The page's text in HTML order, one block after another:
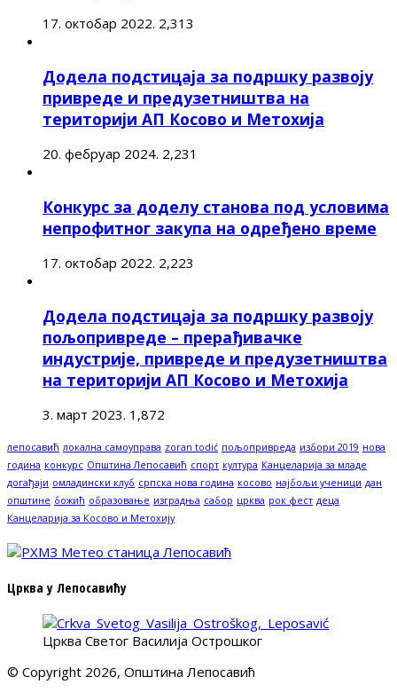
17. октобар 2022. 2,313
Додела подстицаја за подршку развоју
привреде и предузетништва на
територији АП Косово и Метохија
20. фебруар 2024. 2,231
Конкурс за доделу станова под условима
непрофитног закупа на одређено време
17. октобар 2022. 2,223
Додела подстицаја за подршку развоју
пољопривреде – прерађивачке
индустрије, привреде и предузетништва
на територији АП Косово и Метохија
3. март 2023. 1,872
лепосавић локална самоуправа zoran todić пољопривреда избори 2019 нова
година конкурс Општина Лепосавић спорт култура Канцеларија за младе
догађаји омладински клуб српска нова година косово најбољи ученици дан
општине божић образовање изградња сабор црква рок фест деца
Канцеларија за Косово и Метохију
Црква у Лепосавићу
Црква Светог Василија Острошког
© Copyright 2026, Општина Лепосавић